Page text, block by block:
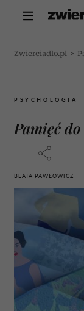
Zwierciadlo.pl >
PSYCHOLOGIA
Pamięć
BEATA PAWŁOWICZ